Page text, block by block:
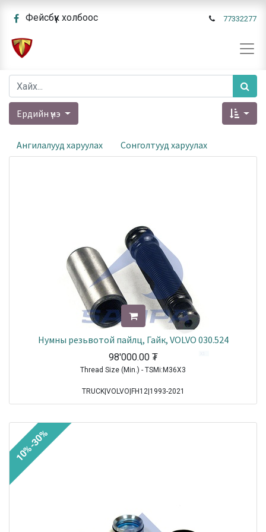
Фейсбүүк холбоос 77332277
Ердийн үнэ
Ангилалууд харуулах Сонголтууд харуулах
Нумны резьвотой пайлц, Гайк, VOLVO 030.524
98'000.00₮
Thread Size (Min.) - TSMi:M36X3
TRUCK|VOLVO|FH12|1993-2021
TRUCK|VOLVO|FH16|1993-2021
TRUCK|VOLVO|FL12|1995-1998
10%-30%